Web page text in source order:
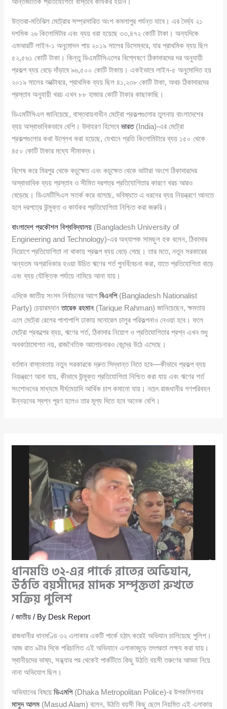
উত্তরা-মতিঝিল মেট্রোর সম্প্রসারিত অংশ কমলাপুর পর্যন্ত যাবে। এর দৈর্ঘ্য ২১
দশমিক ২৬ কিলোমিটার এবং ব্যয় ধরা হয়েছে ৩৩,৪৭২ কোটি টাকা। অন্যদিকে
এমআরটি লাইন-১ অনুমোদন পায় ২০১৯ সালের ডিসেম্বরে, যার প্রাথমিক ব্যয় ছিল
৫২,৫৬১ কোটি টাকা। কিন্তু ডিএমটিসিএলের বিশ্লেষণে ঠিকাদারদের দর অনুযায়ী
প্রকল্প ব্যয় বেড়ে দাঁড়াবে ৯৬,৫০০ কোটি টাকায়। একইভাবে লাইন-৫ অনুমোদিত হয়
২০১৯ সালের অক্টোবরে, প্রাথমিক ব্যয় ছিল ৪১,২৩৮ কোটি টাকা, অথচ ঠিকাদারদের
প্রস্তাব অনুযায়ী খরচ এখন ৮৮ হাজার কোটি টাকার কাছাকাছি।
ডিএমটিসিএল জানিয়েছে, বাস্তবায়নাধীন মেট্রো প্রকল্পগুলোর তুলনায় বাংলাদেশের
ব্যয় অস্বাভাবিকভাবে বেশি। উদাহরণ হিসেবেভারত(India)-এর মেট্রো
প্রকল্পগুলোর কথা উল্লেখ করা হয়েছে, যেখানে প্রতি কিলোমিটারে ব্যয় ১৫০ থেকে
৪৫০ কোটি টাকার মধ্যে সীমাবদ্ধ।
বিশেষ করে মিরপুর থেকে কচুক্ষেত এবং কচুক্ষেত থেকে ভাটারা অংশে ঠিকাদারদের
অস্বাভাবিক ব্যয় প্রস্তাব ও সীমিত দরপত্র প্রতিযোগিতার কারণে খরচ আরও
বেড়েছে। ডিএমটিসিএল সতর্ক করে বলেছে, ভবিষ্যতে এ ধরনের ব্যয় নিয়ন্ত্রণে আনতে
হলে দরপত্রে উন্মুক্ত ও কার্যকর প্রতিযোগিতা নিশ্চিত করা জরুরি।
বাংলাদেশ প্রকৌশল বিশ্ববিদ্যালয় (Bangladesh University of
Engineering and Technology)-এর অধ্যাপক সামছুল হক বলেন, ঠিকাদার
নিয়োগে প্রতিযোগিতা না থাকায় প্রকল্প ব্যয় বেড়ে গেছে। তার মতে, নতুন সরকারের
অন্যতম অগ্রাধিকার হওয়া উচিত ঋণের শর্ত পুনর্বিবেচনা করা, যাতে প্রতিযোগিতা বাড়ে
এবং ব্যয় যৌক্তিক পর্যায়ে নামিয়ে আনা যায়।
এদিকে জাতীয় সংসদ নির্বাচনের আগেবিএনপি(Bangladesh Nationalist
Party) চেয়ারম্যানতারেক রহমান (Tarique Rahman) জানিয়েছেন, ক্ষমতায়
এলে মেট্রো রেলের পাশাপাশি ঢাকায় মনোরেল চালুর পরিকল্পনাও নেওয়া হবে। ফলে
মেট্রো প্রকল্পের ব্যয়, ঋণের শর্ত, ঠিকাদার নিয়োগ ও প্রতিযোগিতার প্রশ্ন এখন শুধু
অবকাঠামোগত নয়, রাজনৈতিক আলোচনারও কেন্দ্রে উঠে এসেছে।
বর্তমান বাস্তবতায় নতুন সরকারকে দ্রুত সিদ্ধান্ত নিতে হবে—কীভাবে প্রকল্প ব্যয়
নিয়ন্ত্রণে আনা যায়, কীভাবে উন্মুক্ত প্রতিযোগিতা নিশ্চিত করা যায় এবং ঋণের শর্ত
সংশোধনের মাধ্যমে দীর্ঘমেয়াদি আর্থিক চাপ কমানো যায়। নচেৎ রাজধানীর গণপরিবহন
উন্নয়নের স্বপ্ন পূরণ হলেও তার মূল্য দিতে হবে অনেক বেশি।
ধানমণ্ডি ৩২-এর পার্কে রাতের অভিযান,
উঠতি বয়সীদের মাদক সম্পৃক্ততা রুখতে
সক্রিয় পুলিশ
/জাতীয় / By Desk Report
রাজধানীর ধানমণ্ডি ৩২ এলাকার একটি পার্কে হঠাৎ করেই অভিযান চালিয়েছে পুলিশ।
আজ রাত ৯টার দিকে পরিচালিত এই অভিযানে এলাকাজুড়ে তৎপরতা লক্ষ্য করা যায়।
স্থানীয়দের ভাষ্য, সন্ধ্যার পর থেকেই পার্কটিতে কিছু উঠতি বয়সী তরুণের আড্ডা নিয়ে
নানা অভিযোগ ছিল।
অভিযানের বিষয়েডিএমপি(Dhaka Metropolitan Police)-র উপকমিশনার
মাসুদ আলম (Masud Alam) বলেন, উঠতি বয়সী কিছু ছেলে নিয়মিত এই এলাকায়